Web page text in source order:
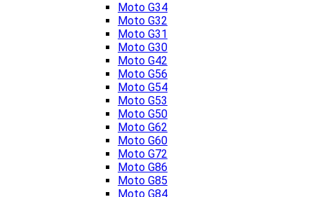
Moto G34
Moto G32
Moto G31
Moto G30
Moto G42
Moto G56
Moto G54
Moto G53
Moto G50
Moto G62
Moto G60
Moto G72
Moto G86
Moto G85
Moto G84